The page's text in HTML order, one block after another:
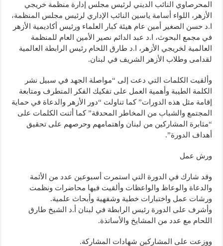
المحرصاوي النائب الديني لرئيس مجلس إدارة منظمة خريجي
الأزهر، اللواء أسامة ياسين النائب الإداري لرئيس مجلس المنظمة،
ا.د حسن الصغير أمين عام هيئة كبار العلماء ورئيس أكاديمية الأزهر
في مجمع البحوث، ا.د عبد الدائم نصير الأمين العام للمنظمة
العالمية لخريجي الأزهر، ا.د طارق اللحام رئيس الرابطة العالمية
لقدامى وطلاب الأزهر الشريف في لبنان.
وألقيت الكلمات التي دعت إلى “مواصلة الجهد في سبيل نشر
الكلمة الطيبة وأهمية العمل على تفكيك الفكر المتطرف ومتابعة
إقامة مثل هذه الدورات” كما تناولت “دور الأزهر والدعاة في حماية
المجتمع والشباب من المخاطر المحدقة” كما أثنت الكلمات على
“مثابرة المشاركين من لبنان واهتمامهم وحرصهم على تحقيق
أهداف الدورة”.
ورش عمل
وقد شارك في الدورة التي استمرت أسبوعين عدد من الأئمة
والدعاة والوعاظ والواعظات وألقيت فيها محاضرات ونظمت
ورشات عمل واختبارات خطية وشفهية وأبحاث علمية.
وأشرف على الدورة رئيس الرابطة في لبنان أ.د الشيخ طارق
اللحام مع عدد من المشايخ والأساتذة.
ووزعت على المشاركين شهادات المشاركة.